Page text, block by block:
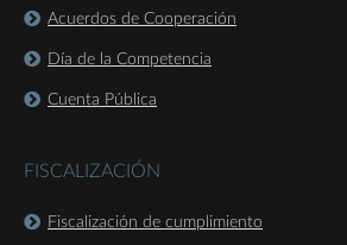
Acuerdos de Cooperación
Día de la Competencia
Cuenta Pública
FISCALIZACIÓN
Fiscalización de cumplimiento